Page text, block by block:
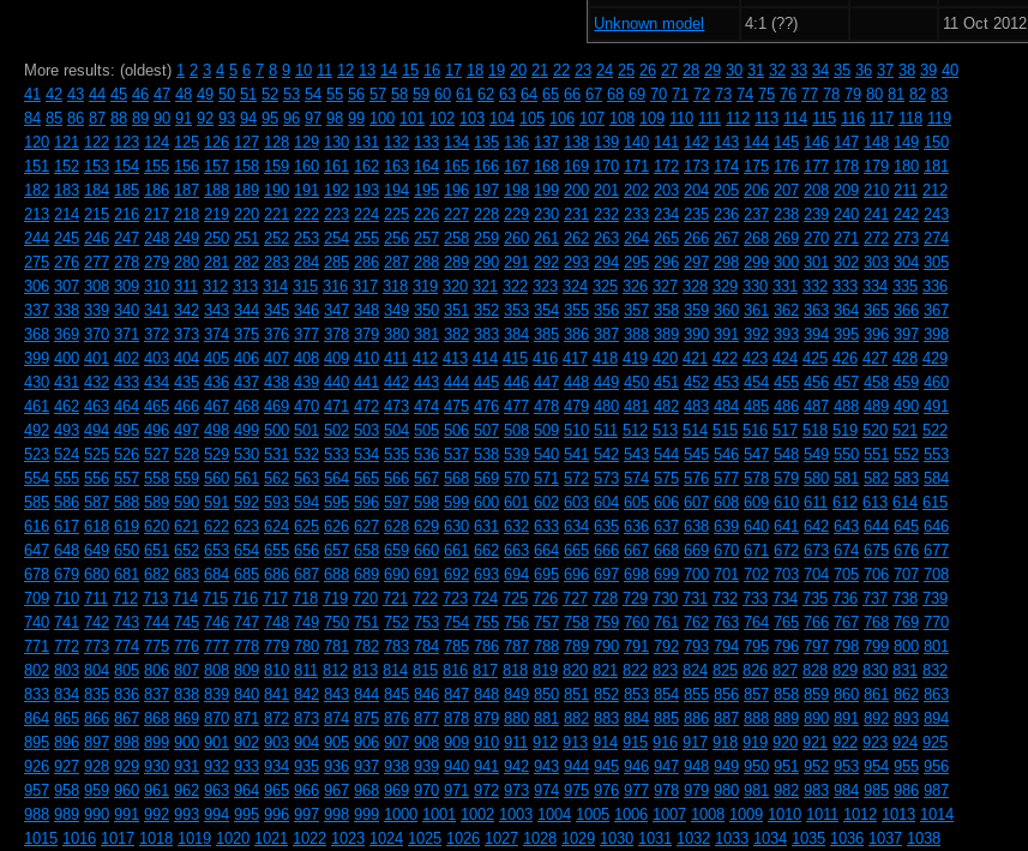
Unknown model
4:1 (??) 11 Oct 2012
More results: (oldest) 1 2 3 4 5 6 7 8 9 10 11 12 13 14 15 16 17 18 19 20 21 22 23 24 25 26 27 28 29 30 31 32 33 34 35 36 37 38 39 40
41 42 43 44 45 46 47 48 49 50 51 52 53 54 55 56 57 58 59 60 61 62 63 64 65 66 67 68 69 70 71 72 73 74 75 76 77 78 79 80 81 82 83
84 85 86 87 88 89 90 91 92 93 94 95 96 97 98 99 100 101 102 103 104 105 106 107 108 109 110 111 112 113 114 115 116 117 118 119
120 121 122 123 124 125 126 127 128 129 130 131 132 133 134 135 136 137 138 139 140 141 142 143 144 145 146 147 148 149 150
151 152 153 154 155 156 157 158 159 160 161 162 163 164 165 166 167 168 169 170 171 172 173 174 175 176 177 178 179 180 181
182 183 184 185 186 187 188 189 190 191 192 193 194 195 196 197 198 199 200 201 202 203 204 205 206 207 208 209 210 211 212
213 214 215 216 217 218 219 220 221 222 223 224 225 226 227 228 229 230 231 232 233 234 235 236 237 238 239 240 241 242 243
244 245 246 247 248 249 250 251 252 253 254 255 256 257 258 259 260 261 262 263 264 265 266 267 268 269 270 271 272 273 274
275 276 277 278 279 280 281 282 283 284 285 286 287 288 289 290 291 292 293 294 295 296 297 298 299 300 301 302 303 304 305
306 307 308 309 310 311 312 313 314 315 316 317 318 319 320 321 322 323 324 325 326 327 328 329 330 331 332 333 334 335 336
337 338 339 340 341 342 343 344 345 346 347 348 349 350 351 352 353 354 355 356 357 358 359 360 361 362 363 364 365 366 367
368 369 370 371 372 373 374 375 376 377 378 379 380 381 382 383 384 385 386 387 388 389 390 391 392 393 394 395 396 397 398
399 400 401 402 403 404 405 406 407 408 409 410 411 412 413 414 415 416 417 418 419 420 421 422 423 424 425 426 427 428 429
430 431 432 433 434 435 436 437 438 439 440 441 442 443 444 445 446 447 448 449 450 451 452 453 454 455 456 457 458 459 460
461 462 463 464 465 466 467 468 469 470 471 472 473 474 475 476 477 478 479 480 481 482 483 484 485 486 487 488 489 490 491
492 493 494 495 496 497 498 499 500 501 502 503 504 505 506 507 508 509 510 511 512 513 514 515 516 517 518 519 520 521 522
523 524 525 526 527 528 529 530 531 532 533 534 535 536 537 538 539 540 541 542 543 544 545 546 547 548 549 550 551 552 553
554 555 556 557 558 559 560 561 562 563 564 565 566 567 568 569 570 571 572 573 574 575 576 577 578 579 580 581 582 583 584
585 586 587 588 589 590 591 592 593 594 595 596 597 598 599 600 601 602 603 604 605 606 607 608 609 610 611 612 613 614 615
616 617 618 619 620 621 622 623 624 625 626 627 628 629 630 631 632 633 634 635 636 637 638 639 640 641 642 643 644 645 646
647 648 649 650 651 652 653 654 655 656 657 658 659 660 661 662 663 664 665 666 667 668 669 670 671 672 673 674 675 676 677
678 679 680 681 682 683 684 685 686 687 688 689 690 691 692 693 694 695 696 697 698 699 700 701 702 703 704 705 706 707 708
709 710 711 712 713 714 715 716 717 718 719 720 721 722 723 724 725 726 727 728 729 730 731 732 733 734 735 736 737 738 739
740 741 742 743 744 745 746 747 748 749 750 751 752 753 754 755 756 757 758 759 760 761 762 763 764 765 766 767 768 769 770
771 772 773 774 775 776 777 778 779 780 781 782 783 784 785 786 787 788 789 790 791 792 793 794 795 796 797 798 799 800 801
802 803 804 805 806 807 808 809 810 811 812 813 814 815 816 817 818 819 820 821 822 823 824 825 826 827 828 829 830 831 832
833 834 835 836 837 838 839 840 841 842 843 844 845 846 847 848 849 850 851 852 853 854 855 856 857 858 859 860 861 862 863
864 865 866 867 868 869 870 871 872 873 874 875 876 877 878 879 880 881 882 883 884 885 886 887 888 889 890 891 892 893 894
895 896 897 898 899 900 901 902 903 904 905 906 907 908 909 910 911 912 913 914 915 916 917 918 919 920 921 922 923 924 925
926 927 928 929 930 931 932 933 934 935 936 937 938 939 940 941 942 943 944 945 946 947 948 949 950 951 952 953 954 955 956
957 958 959 960 961 962 963 964 965 966 967 968 969 970 971 972 973 974 975 976 977 978 979 980 981 982 983 984 985 986 987
988 989 990 991 992 993 994 995 996 997 998 999 1000 1001 1002 1003 1004 1005 1006 1007 1008 1009 1010 1011 1012 1013 1014
1015 1016 1017 1018 1019 1020 1021 1022 1023 1024 1025 1026 1027 1028 1029 1030 1031 1032 1033 1034 1035 1036 1037 1038